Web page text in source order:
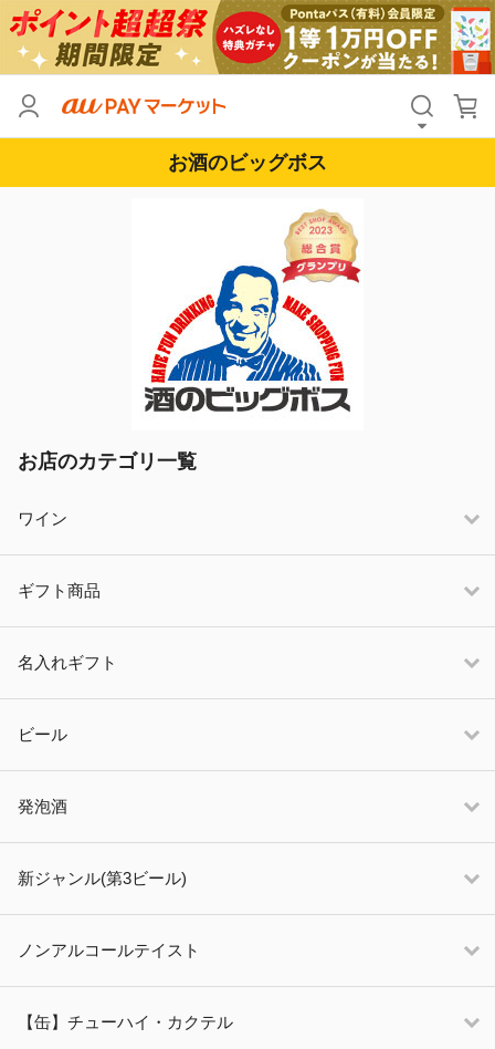
お酒のビッグボス
お店のカテゴリ一覧
ワイン
ギフト商品
名入れギフト
ビール
発泡酒
新ジャンル(第3ビール)
ノンアルコールテイスト
【缶】チューハイ・カクテル